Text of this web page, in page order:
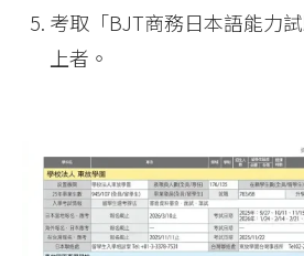
考取「BJT商務日本語能力
上者。